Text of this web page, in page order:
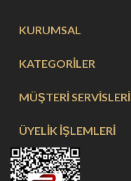
KURUMSAL
KATEGORİLER
MÜŞTERİ SERVİSLERİ
ÜYELİK İŞLEMLERİ